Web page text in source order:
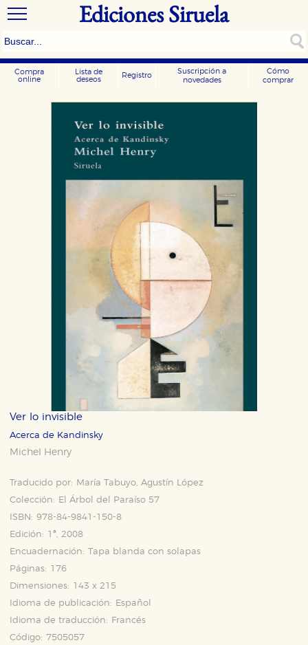
Ediciones Siruela
Compra
online
Lista de
deseos
Registro
Suscripción a
novedades
Cómo
comprar
Ver lo invisible
Acerca de Kandinsky
Michel Henry
Traducido por:
María Tabuyo, Agustín López
Colección:
El Árbol del Paraíso 57
ISBN: 978-84-9841-150-8
Edición: 1ª, 2008
Encuadernación: Tapa blanda con solapas
Páginas: 176
Dimensiones: 143 x 215
Idioma de publicación:
Español
Idioma de traducción:
Francés
Código: 7505057